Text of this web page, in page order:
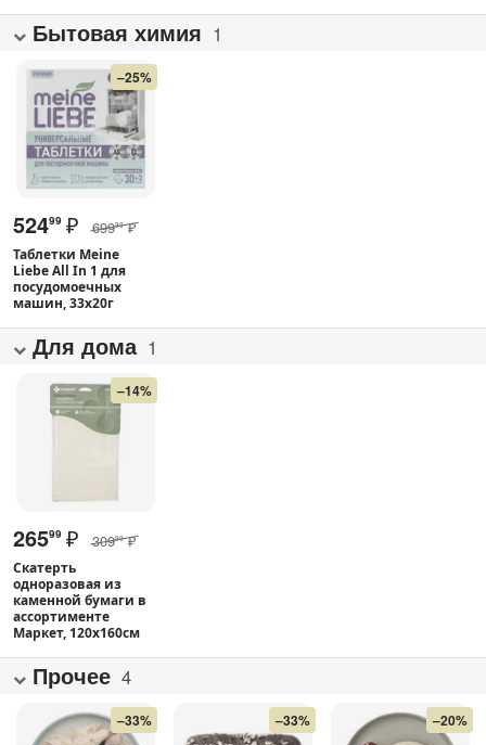
Бытовая химия 1
–25%
52499 ₽ 69999 ₽
Таблетки Meine
Liebe All In 1 для
посудомоечных
машин, 33х20г
Для дома 1
–14%
26599 ₽ 30999 ₽
Скатерть
одноразовая из
каменной бумаги в
ассортименте
Маркет, 120х160см
Прочее 4
–33% –33% –20%